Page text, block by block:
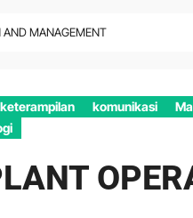
AND MANAGEMENT
keterampilan komunikasi